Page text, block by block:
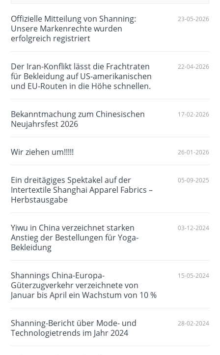
Offizielle Mitteilung von Shanning:
Unsere Markenrechte wurden
erfolgreich registriert
23-05-2026
Der Iran-Konflikt lässt die Frachtraten
für Bekleidung auf US-amerikanischen
und EU-Routen in die Höhe schnellen.
22-04-2026
Bekanntmachung zum Chinesischen
Neujahrsfest 2026
17-02-2026
Wir ziehen um!!!!! 26-01-2026
Ein dreitägiges Spektakel auf der
Intertextile Shanghai Apparel Fabrics –
Herbstausgabe
05-09-2025
Yiwu in China verzeichnet starken
Anstieg der Bestellungen für Yoga-
Bekleidung
03-12-2024
Shannings China-Europa-
Güterzugverkehr verzeichnete von
Januar bis April ein Wachstum von 10 %
15-05-2024
Shanning-Bericht über Mode- und
Technologietrends im Jahr 2024
28-02-2024